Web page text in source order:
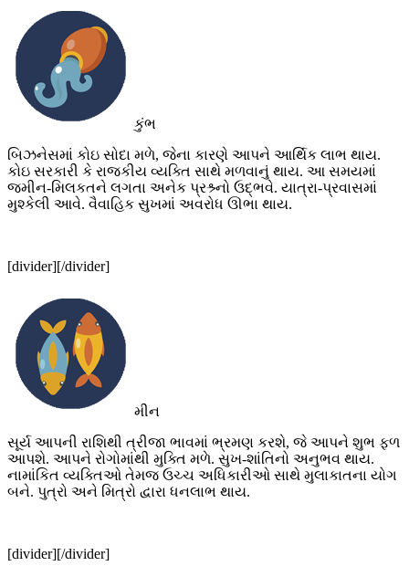
કુંભ
બિઝનેસમાં કોઇ સોદા મળે, જેના કારણે આપને આર્થિક લાભ થાય.
કોઇ સરકારી કે રાજકીય વ્યક્તિ સાથે મળવાનું થાય. આ સમયમાં
જમીન-મિલકતને લગતા અનેક પ્રશ્ર્નો ઉદ્ભવે. યાત્રા-પ્રવાસમાં
મુશ્કેલી આવે. વૈવાહિક સુખમાં અવરોધ ઊભા થાય.
[divider][/divider]
મીન
સૂર્ય આપની રાશિથી ત્રીજા ભાવમાં ભ્રમણ કરશે, જે આપને શુભ ફળ
આપશે. આપને રોગોમાંથી મુક્તિ મળે. સુખ-શાંતિનો અનુભવ થાય.
નામાંકિત વ્યક્તિઓ તેમજ ઉચ્ચ અધિકારીઓ સાથે મુલાકાતના યોગ
બને. પુત્રો અને મિત્રો દ્વારા ધનલાભ થાય.
[divider][/divider]